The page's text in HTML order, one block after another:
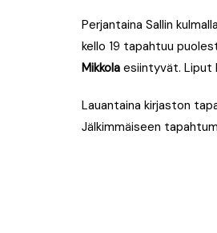
Perjantaina Sallin
kello 19 tapahtuu
Mikkola esiintyvät. Liput
Lauantaina kirjaston
Jälkimmäiseen